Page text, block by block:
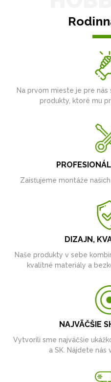
Na prvom mieste je pre nás
produkty, ktoré mu
Zaisťujeme montáže
DIZAJN,
Naše produkty v sebe
kvalitné materiály a
NAJVÄČŠIE
Vytvorili sme najväčšie
a SK. Nájdete nás